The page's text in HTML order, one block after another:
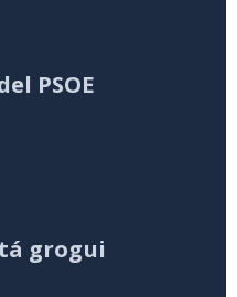
PSOE
grogui